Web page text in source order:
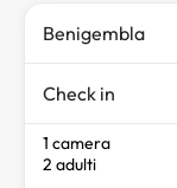
Check in
1 camera
2 adulti